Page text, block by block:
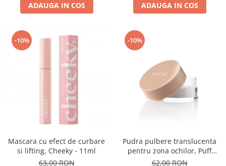
ADAUGA IN COS ADAUGA IN COS
-10%
Mascara cu efect de curbare
si lifting, Cheeky - 11ml
63,00 RON
-10%
Pudra pulbere translucenta
pentru zona ochilor, Puff
Cloud 5,3g
62,00 RON